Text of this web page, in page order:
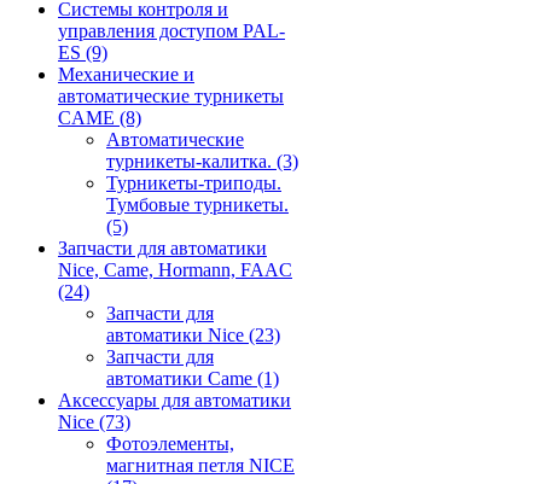
Системы контроля и
управления доступом PAL-
ES (9)
Механические и
автоматические турникеты
CAME (8)
Автоматические
турникеты-калитка. (3)
Турникеты-триподы.
Тумбовые турникеты.
(5)
Запчасти для автоматики
Nice, Came, Hormann, FAAC
(24)
Запчасти для
автоматики Nice (23)
Запчасти для
автоматики Came (1)
Аксессуары для автоматики
Nice (73)
Фотоэлементы,
магнитная петля NICE